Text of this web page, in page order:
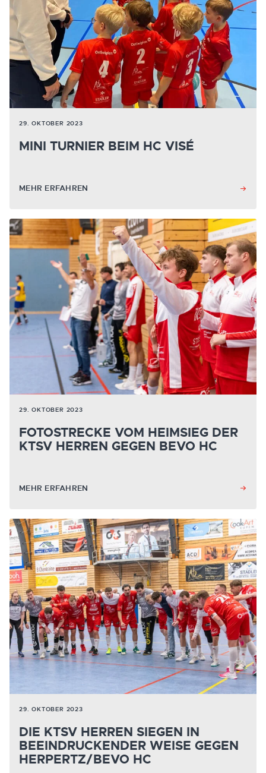
29. OKTOBER 2023
MINI TURNIER BEIM HC VISÉ
MEHR ERFAHREN
29. OKTOBER 2023
FOTOSTRECKE VOM HEIMSIEG DER
KTSV HERREN GEGEN BEVO HC
MEHR ERFAHREN
29. OKTOBER 2023
DIE KTSV HERREN SIEGEN IN
BEEINDRUCKENDER WEISE GEGEN
HERPERTZ/BEVO HC